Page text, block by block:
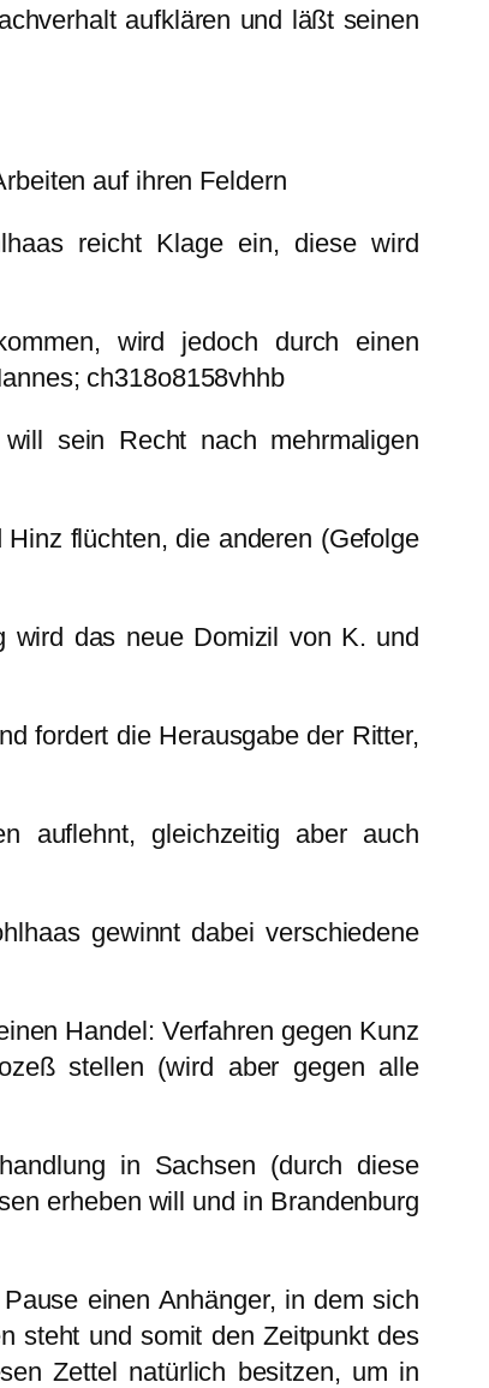
aufklären und läßt seinen
auf ihren Feldern
reicht Klage ein, diese wird
wird jedoch durch einen
ch318o8158vhhb
sein Recht nach mehrmaligen
flüchten, die anderen (Gefolge
wird das neue Domizil von K. und
fordert die Herausgabe der Ritter,
auflehnt, gleichzeitig aber auch
gewinnt dabei verschiedene
Handel: Verfahren gegen Kunz
stellen (wird aber gegen alle
in Sachsen (durch diese
erheben will und in Brandenburg
einen Anhänger, in dem sich
steht und somit den Zeitpunkt des
Zettel natürlich besitzen, um in